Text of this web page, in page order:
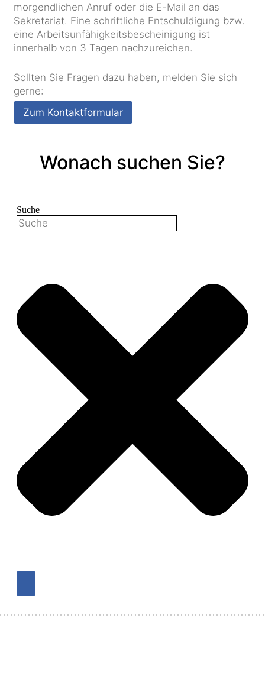
morgendlichen Anruf oder die E-Mail an das
Sekretariat. Eine schriftliche Entschuldigung bzw.
eine Arbeitsunfähigkeitsbescheinigung ist
innerhalb von 3 Tagen nachzureichen.
Sollten Sie Fragen dazu haben, melden Sie sich
gerne:
Zum Kontaktformular
Wonach suchen Sie?
Suche